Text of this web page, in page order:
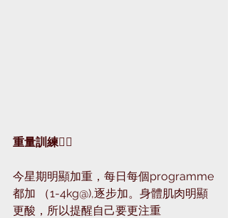
重量訓練🏋🏻
今星期明顯加重，每日每個programme
都加 （1-4kg@),逐步加。身體肌肉明顯
更酸，所以提醒自己要更注重